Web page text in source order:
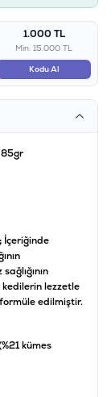
1.000 TL
Min: 15.000 TL
Kodu Al
85gr
İçeriğinde
kedilerin lezzetle
edilmiştir.
kümes